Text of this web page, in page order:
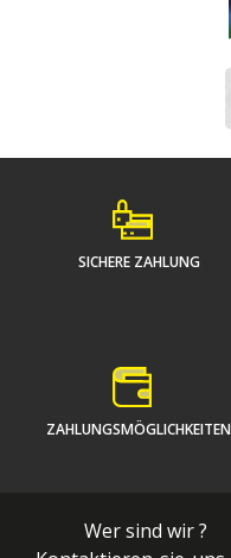
SICHERE ZAHLUNG
ZAHLUNGSMÖGLICHKEITEN
Wer sind wir ?